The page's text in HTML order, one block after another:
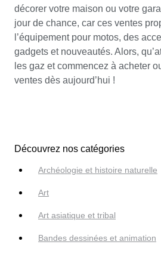
décorer votre maison ou votre
jour de chance, car ces ventes
l’équipement pour motos, des
gadgets et nouveautés. Alors,
les gaz et commencez à acheter
ventes dès aujourd’hui !
Découvrez nos catégories
Archéologie et histoire naturelle
Art
Art asiatique et tribal
Bandes dessinées et animation